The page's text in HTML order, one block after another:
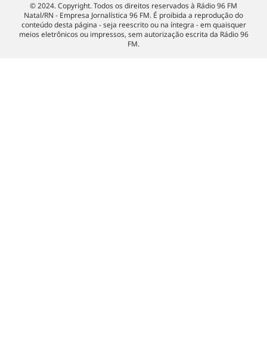
© 2024. Copyright. Todos os direitos reservados à Rádio 96 FM
Natal/RN - Empresa Jornalística 96 FM. É proibida a reprodução do
conteúdo desta página - seja reescrito ou na íntegra - em quaisquer
meios eletrônicos ou impressos, sem autorização escrita da Rádio 96
FM.